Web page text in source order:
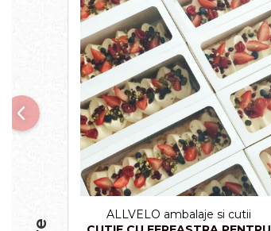
ALLVELO ambalaje si cutii